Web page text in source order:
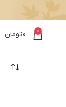
0
0تومان